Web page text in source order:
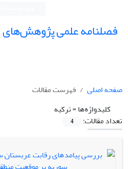
فصلنامه علمی پژوهش‌های
صفحه اصلی
فهرست مقالات
کلیدواژه‌ها =ترکیه
تعداد مقالات:
4